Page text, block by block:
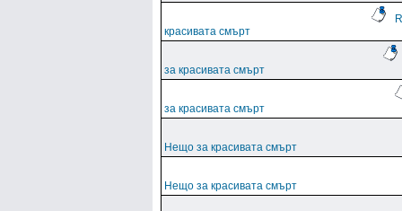
красивата смърт
за красивата смърт
за красивата смърт
Нещо за красивата смърт
Нещо за красивата смърт